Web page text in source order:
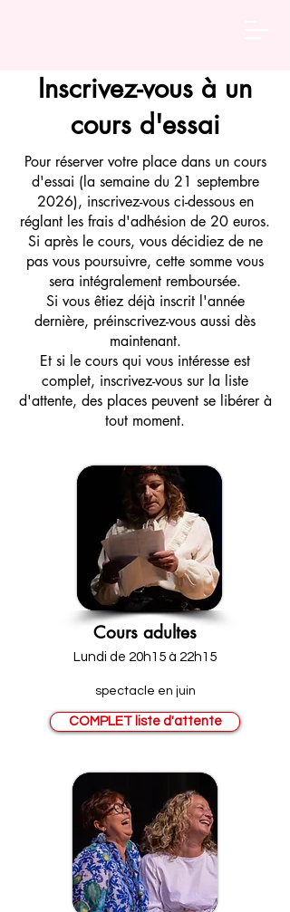
Inscrivez-vous à un
cours d'essai
Pour réserver votre place dans un cours
d'essai (la semaine du 21 septembre
2026), inscrivez-vous ci-dessous en
réglant les frais d'adhésion de 20 euros.
Si après le cours, vous décidiez de ne
pas vous poursuivre, cette somme vous
sera intégralement remboursée.
Si vous êtiez déjà inscrit l'année
dernière, préinscrivez-vous aussi dès
maintenant.
Et si le cours qui vous intéresse est
complet, inscrivez-vous sur la liste
d'attente, des places peuvent se libérer à
tout moment.
Cours adultes
Lundi de 20h15 à 22h15
spectacle en juin
COMPLET liste d'attente